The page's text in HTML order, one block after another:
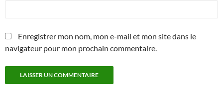
Enregistrer mon nom, mon e-mail et mon site dans le
navigateur pour mon prochain commentaire.